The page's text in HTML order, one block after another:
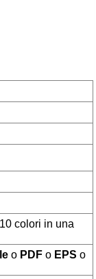
colori in una
o PDFo EPS o